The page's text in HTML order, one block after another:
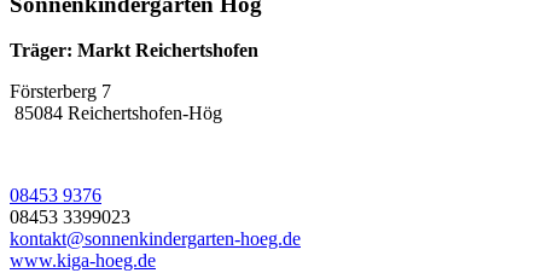
Träger: Markt Reichertshofen
Försterberg 7
85084 Reichertshofen-Hög
08453 9376
08453 3399023
kontakt@sonnenkindergarten-hoeg.de
www.kiga-hoeg.de